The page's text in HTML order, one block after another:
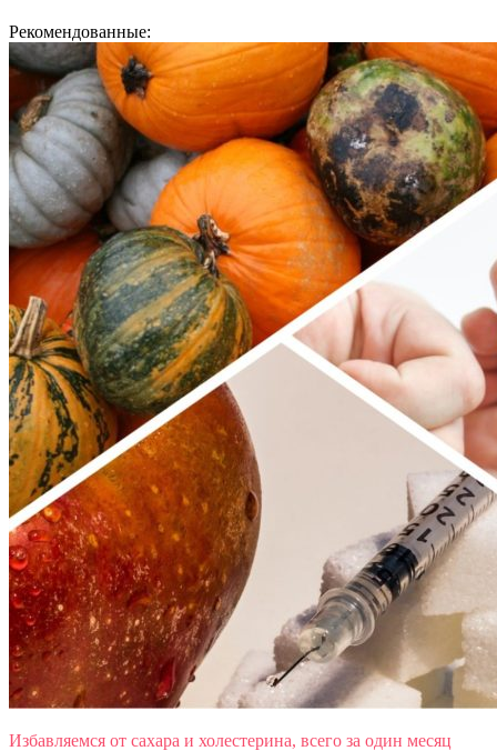
Рекомендованные:
Избавляемся от сахара и холестерина, всего за один месяц